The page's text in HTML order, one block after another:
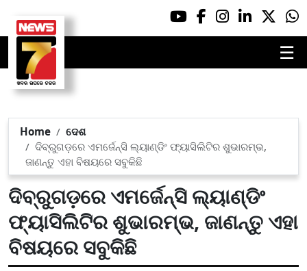
☰
Home
ଦେଶ
ଦିବ୍ରୁଗଡ଼ରେ ଏମର୍ଜେନ୍ସି ଲ୍ୟାଣ୍ଡିଂ ଫ୍ୟାସିଲିଟିର ଶୁଭାରମ୍ଭ,
ଜାଣନ୍ତୁ ଏହା ବିଷୟରେ ସବୁକିଛି
ଦିବ୍ରୁଗଡ଼ରେ ଏମର୍ଜେନ୍ସି ଲ୍ୟାଣ୍ଡିଂ
ଫ୍ୟାସିଲିଟିର ଶୁଭାରମ୍ଭ, ଜାଣନ୍ତୁ ଏହା
ବିଷୟରେ ସବୁକିଛି